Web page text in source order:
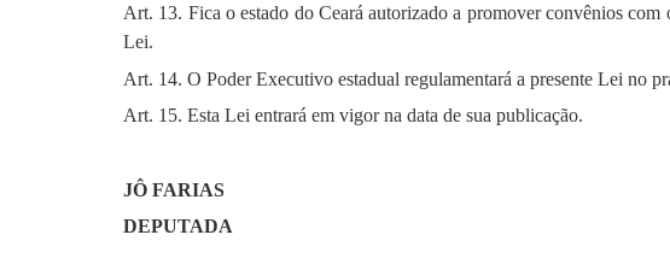
Art. 13. Fica o estado do Ceará autorizado a promover convênios
Lei.
Art. 14. O Poder Executivo estadual regulamentará a presente Lei no
Art. 15. Esta Lei entrará em vigor na data de sua publicação.
JÔ FARIAS
DEPUTADA